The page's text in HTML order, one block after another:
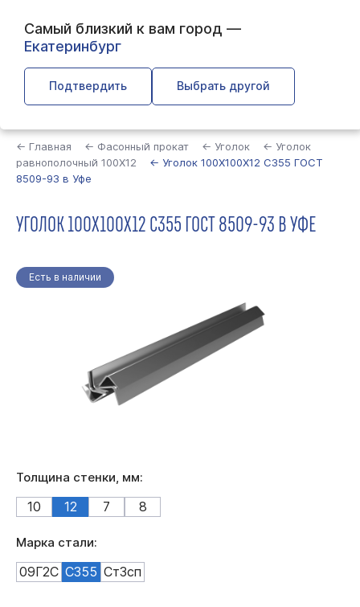
Самый близкий к вам город —
Екатеринбург
Подтвердить Выбрать другой
← Главная ← Фасонный прокат ← Уголок
← Уголок
равнополочный 100Х12
← Уголок 100Х100Х12 С355 ГОСТ
8509-93 в Уфе
УГОЛОК 100Х100Х12 С355 ГОСТ 8509-93 В УФЕ
Есть в наличии
Толщина стенки, мм:
10 12 7 8
Марка стали:
09Г2С С355 Ст3сп